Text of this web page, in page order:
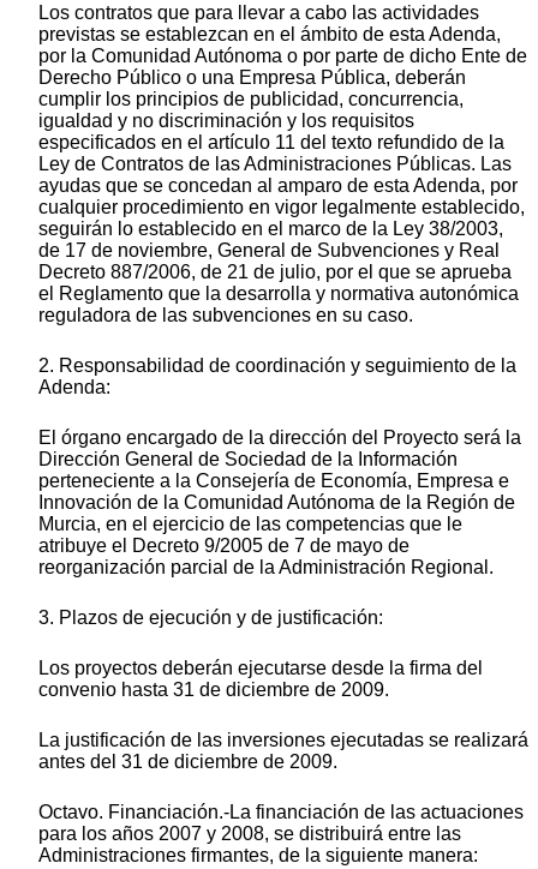
Los contratos que para llevar a cabo las actividades
previstas se establezcan en el ámbito de esta Adenda,
por la Comunidad Autónoma o por parte de dicho Ente de
Derecho Público o una Empresa Pública, deberán
cumplir los principios de publicidad, concurrencia,
igualdad y no discriminación y los requisitos
especificados en el artículo 11 del texto refundido de la
Ley de Contratos de las Administraciones Públicas. Las
ayudas que se concedan al amparo de esta Adenda, por
cualquier procedimiento en vigor legalmente establecido,
seguirán lo establecido en el marco de la Ley 38/2003,
de 17 de noviembre, General de Subvenciones y Real
Decreto 887/2006, de 21 de julio, por el que se aprueba
el Reglamento que la desarrolla y normativa autonómica
reguladora de las subvenciones en su caso.
2. Responsabilidad de coordinación y seguimiento de la
Adenda:
El órgano encargado de la dirección del Proyecto será la
Dirección General de Sociedad de la Información
perteneciente a la Consejería de Economía, Empresa e
Innovación de la Comunidad Autónoma de la Región de
Murcia, en el ejercicio de las competencias que le
atribuye el Decreto 9/2005 de 7 de mayo de
reorganización parcial de la Administración Regional.
3. Plazos de ejecución y de justificación:
Los proyectos deberán ejecutarse desde la firma del
convenio hasta 31 de diciembre de 2009.
La justificación de las inversiones ejecutadas se realizará
antes del 31 de diciembre de 2009.
Octavo. Financiación.-La financiación de las actuaciones
para los años 2007 y 2008, se distribuirá entre las
Administraciones firmantes, de la siguiente manera: